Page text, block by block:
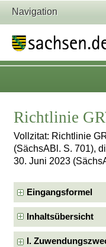
Navigation
Richtlinie
Vollzitat: Richtlinie
(SächsABl. S. 701),
30. Juni 2023
Eingangsformel
Inhaltsübersicht
I.